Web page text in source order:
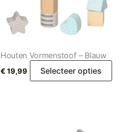
Houten Vormenstoof – Blauw
€ 19,99 Selecteer opties